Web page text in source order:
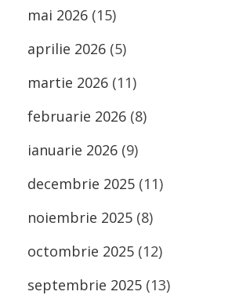
mai 2026 (15)
aprilie 2026 (5)
martie 2026 (11)
februarie 2026 (8)
ianuarie 2026 (9)
decembrie 2025 (11)
noiembrie 2025 (8)
octombrie 2025 (12)
septembrie 2025 (13)